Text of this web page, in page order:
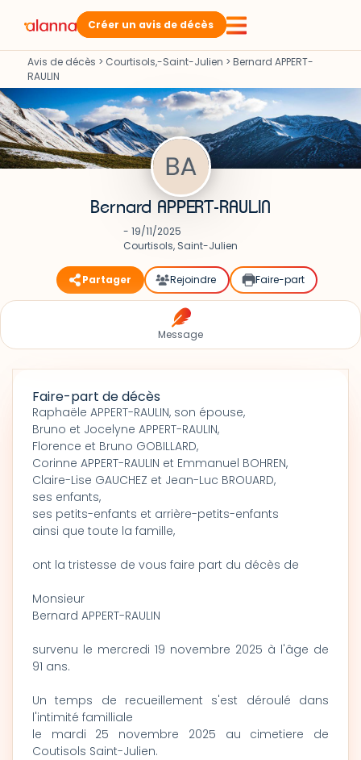
Créer un avis de décès
Avis de décès > Courtisols,-Saint-Julien > Bernard APPERT-
RAULIN
Bernard APPERT-RAULIN
- 19/11/2025
Courtisols, Saint-Julien
Partager Rejoindre Faire-part
Message
Faire-part de décès
Raphaële APPERT-RAULIN, son épouse,
Bruno et Jocelyne APPERT-RAULIN,
Florence et Bruno GOBILLARD,
Corinne APPERT-RAULIN et Emmanuel BOHREN,
Claire-Lise GAUCHEZ et Jean-Luc BROUARD,
ses enfants,
ses petits-enfants et arrière-petits-enfants
ainsi que toute la famille,
ont la tristesse de vous faire part du décès de
Monsieur
Bernard APPERT-RAULIN
survenu le mercredi 19 novembre 2025 à l'âge de
91 ans.
Un temps de recueillement s'est déroulé dans
l'intimité familliale
le mardi 25 novembre 2025 au cimetiere de
Coutisols Saint-Julien.